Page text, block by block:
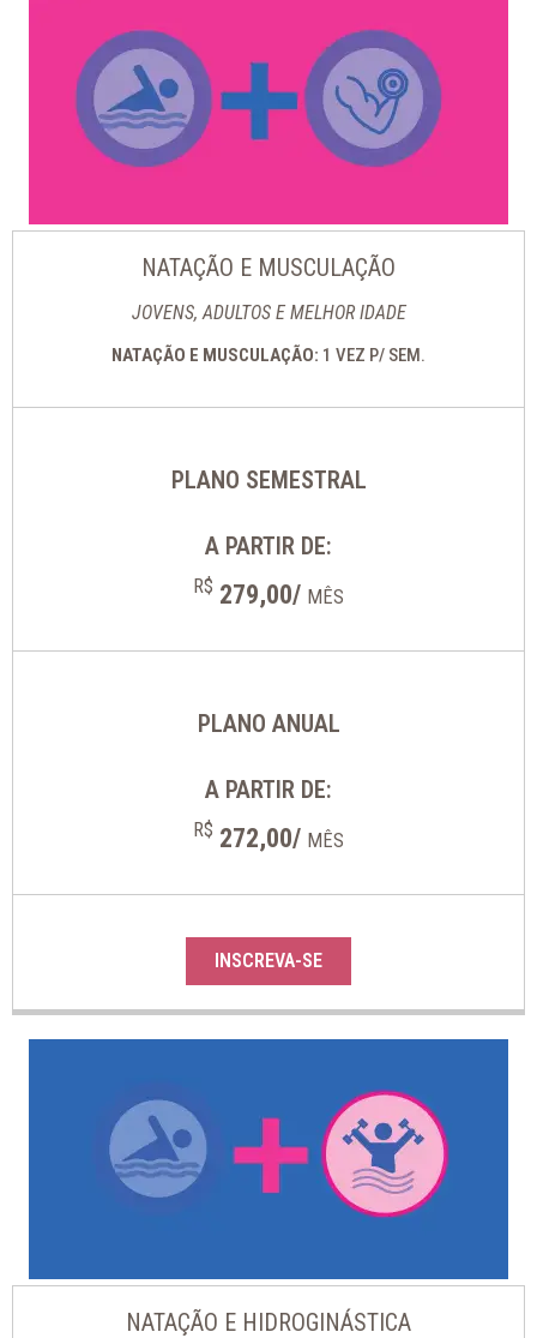
NATAÇÃO E MUSCULAÇÃO
JOVENS, ADULTOS E MELHOR IDADE
NATAÇÃO E MUSCULAÇÃO: 1 VEZ P/ SEM.
PLANO SEMESTRAL
A PARTIR DE:
R$ 279,00/ MÊS
PLANO ANUAL
A PARTIR DE:
R$ 272,00/ MÊS
INSCREVA-SE
NATAÇÃO E HIDROGINÁSTICA